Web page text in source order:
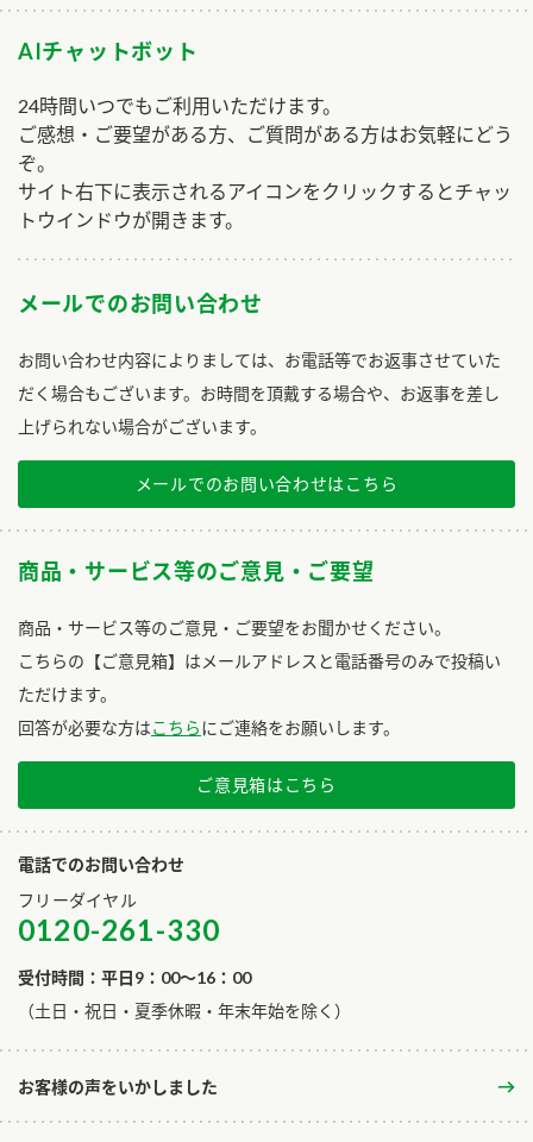
AIチャットボット
24時間いつでもご利用いただけます。
ご感想・ご要望がある方、ご質問がある方はお気軽にどう
ぞ。
サイト右下に表示されるアイコンをクリックするとチャッ
トウインドウが開きます。
メールでのお問い合わせ
お問い合わせ内容によりましては、お電話等でお返事させていた
だく場合もございます。お時間を頂戴する場合や、お返事を差し
上げられない場合がございます。
メールでのお問い合わせはこちら
商品・サービス等のご意見・ご要望
商品・サービス等のご意見・ご要望をお聞かせください。
こちらの【ご意見箱】はメールアドレスと電話番号のみで投稿い
ただけます。
回答が必要な方はこちらにご連絡をお願いします。
ご意見箱はこちら
電話でのお問い合わせ
フリーダイヤル
0120-261-330
受付時間：平日9：00～16：00
​（土日・祝日・夏季休暇・年末年始を除く）
お客様の声をいかしました